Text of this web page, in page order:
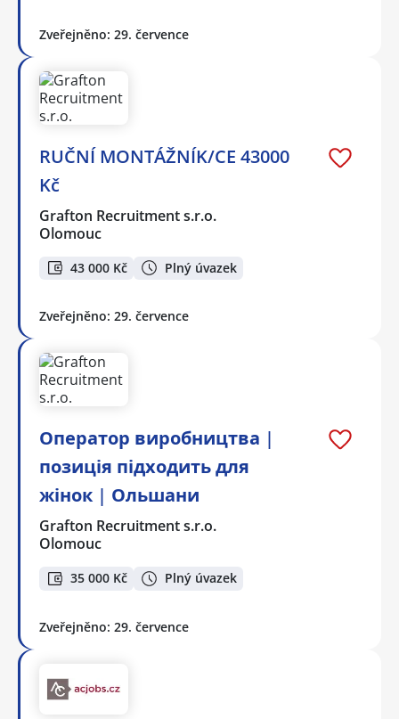
Zveřejněno: 29. července
RUČNÍ MONTÁŽNÍK/CE 43000
Kč
Grafton Recruitment s.r.o.
Olomouc
43 000 Kč Plný úvazek
Zveřejněno: 29. července
Оператор виробництва |
позиція підходить для
жінок | Ольшани
Grafton Recruitment s.r.o.
Olomouc
35 000 Kč Plný úvazek
Zveřejněno: 29. července